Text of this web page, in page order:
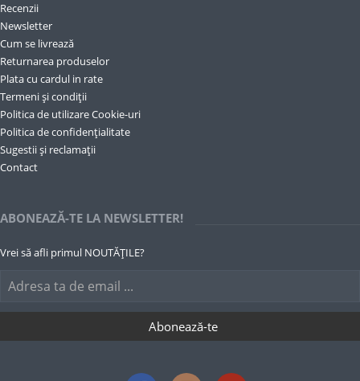
Recenzii
Newsletter
Cum se livrează
Returnarea produselor
Plata cu cardul in rate
Termeni și condiții
Politica de utilizare Cookie-uri
Politica de confidențialitate
Sugestii și reclamații
Contact
ABONEAZĂ-TE LA NEWSLETTER!
Vrei să afli primul NOUTĂȚILE?